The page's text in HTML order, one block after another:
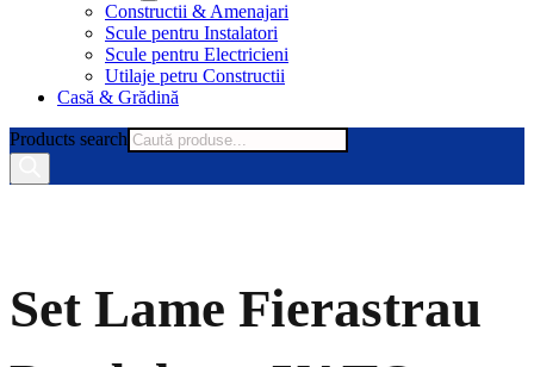
Constructii & Amenajari
Scule pentru Instalatori
Scule pentru Electricieni
Utilaje petru Constructii
Casă & Grădină
Products search
Set Lame Fierastrau